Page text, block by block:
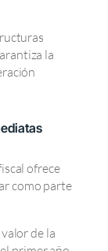
la
ofrece
como parte
de la